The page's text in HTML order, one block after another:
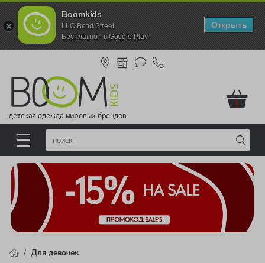
Boomkids
LLC Bond Street
Бесплатно - в Google Play
Открыть
детская одежда мировых брендов
!
Для девочек